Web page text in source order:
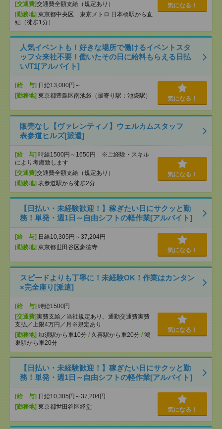
[交通費]交通費全額支給（規定あり）
[勤務地] 東京都中央区 東京メトロ 日本橋駅から直
結（徒歩1分）
気になる！
人気イベントも！好きな場所で働けるイベントスタ
ッフ☆来社不要！働いたその日に給料もらえる日払
い/T1[アルバイト]
[給 与] 日給13,000円～
[勤務地] 東京都豊島区南池袋（最寄り駅：池袋駅） 気になる！
販売なし【ヴァレンティノ】ウェルカムスタッフ
表参道ヒルズ[派遣]
[給 与] 時給1500円～1650円 ※ご経験・スキル
により考慮致します
[交通費]交通費全額支給（規定あり）
[勤務地] 表参道駅から徒歩2分
気になる！
【日払い・未経験歓迎！】稼ぎたい日にサクッと勤
務！単発・週1日～自由シフトの軽作業[アルバイト]
[給 与] 日給10,305円～37,204円
[勤務地] 東京都世田谷区豪徳寺 気になる！
スピードよりも丁寧に！未経験OK！作業はカンタン
×完全座り[派遣]
[給 与] 時給1500円
[交通費]実費支給／当社規定あり。通勤交通費実費
支払／上限4万円／月※規定あり
[勤務地] 加須駅から車10分 / 久喜駅から車20分 / 鴻
巣駅から車20分
気になる！
【日払い・未経験歓迎！】稼ぎたい日にサクッと勤
務！単発・週1日～自由シフトの軽作業[アルバイト]
[給 与] 日給10,305円～37,204円
[勤務地] 東京都世田谷区経堂 気になる！